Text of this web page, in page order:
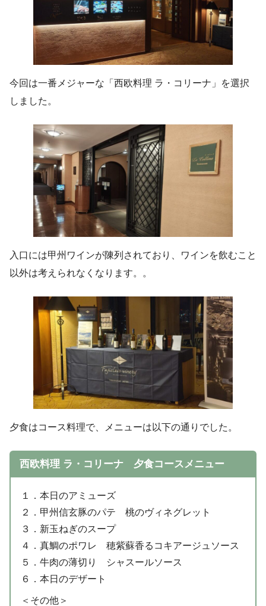
今回は一番メジャーな「西欧料理 ラ・コリーナ」を選択
しました。
入口には甲州ワインが陳列されており、ワインを飲むこと
以外は考えられなくなります。。
夕食はコース料理で、メニューは以下の通りでした。
西欧料理 ラ・コリーナ 夕食コースメニュー
１．本日のアミューズ
２．甲州信玄豚のパテ 桃のヴィネグレット
３．新玉ねぎのスープ
４．真鯛のポワレ 穂紫蘇香るコキアージュソース
５．牛肉の薄切り シャスールソース
６．本日のデザート
＜その他＞